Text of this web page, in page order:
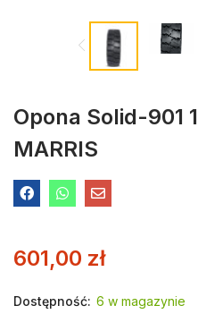
Opona Solid-901
MARRIS
601,00 zł
Dostępność: 6 w magazynie